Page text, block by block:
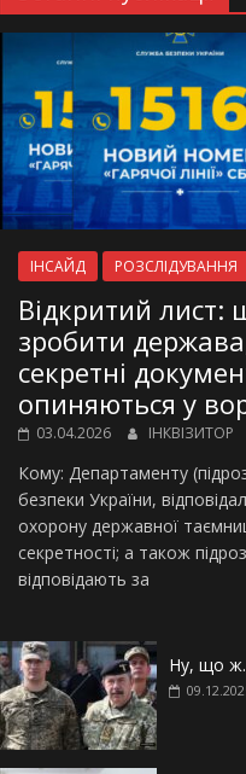
ІНСАЙД РОЗСЛІДУВАННЯ
Відкритий лист:
зробити
секретні
опиняються у
03.04.2026 ІНКВІЗИТОР
Кому: Департаменту
безпеки України,
охорону державної
секретності; а також
відповідають за
Ну, що